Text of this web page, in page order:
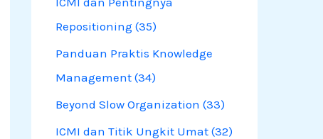
Repositioning (35)
Panduan Praktis Knowledge
Management (34)
Beyond Slow Organization (33)
ICMI dan Titik Ungkit Umat (32)